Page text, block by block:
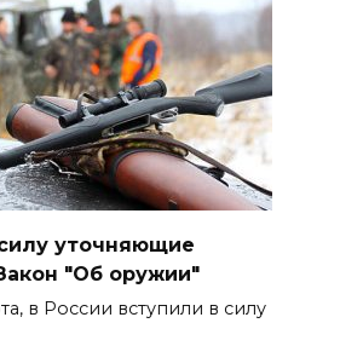
уточняющие
"Об оружии"
в России вступили в силу